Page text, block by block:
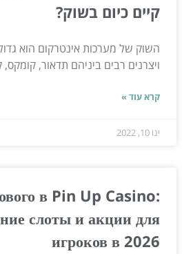
קיים כיום בשוק?
השוק של מערכות אינטרקום הוא
ויצרנים רבים ביניהם תדאור, קומקס,
קרא עוד »
ינו 10, 2022
в Pin Up Casino:
слоты и акции для
игроков в 2026